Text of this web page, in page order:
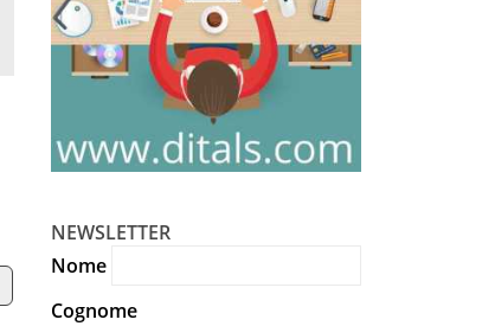
NEWSLETTER
Nome
Cognome